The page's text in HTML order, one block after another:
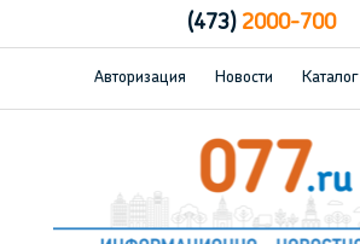
(473)2000-700
Авторизация Новости Каталог